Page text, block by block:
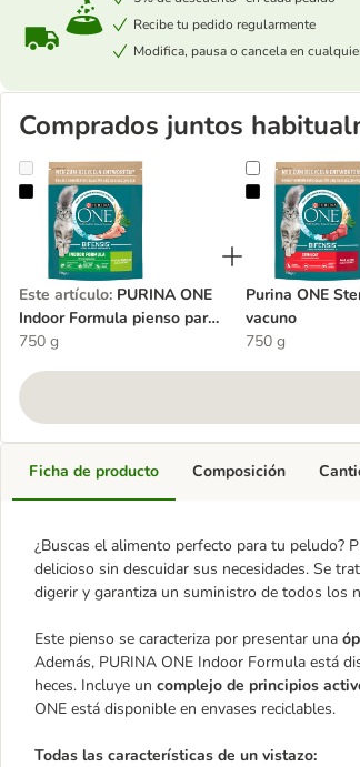
Recibe tu pedido regularmente
Modifica, pausa o cancela en
Comprados juntos
PURINA ONE Indoor Formula pienso para
Este artículo: PURINA ONE
Indoor Formula pienso para
gatos de interior
750 g
Purina ONE
Purina ONE
vacuno
750 g
Ficha de producto
¿Buscas el alimento perfecto para tu peludo?
delicioso sin descuidar sus necesidades. Se
digerir y garantiza un suministro de todos los
Este pienso se caracteriza por presentar una
Además, PURINA ONE Indoor Formula está
heces. Incluye un complejo de principios
ONE está disponible en envases reciclables.
Todas las características de un vistazo:
Composición